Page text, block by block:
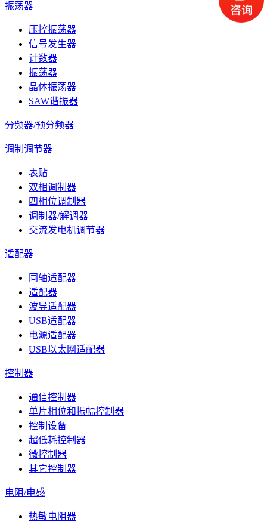
振荡器
压控振荡器
信号发生器
计数器
振荡器
晶体振荡器
SAW谐振器
分频器/预分频器
调制调节器
表贴
双相调制器
四相位调制器
调制器/解调器
交流发电机调节器
适配器
同轴适配器
适配器
波导适配器
USB适配器
电源适配器
USB以太网适配器
控制器
通信控制器
单片相位和振幅控制器
控制设备
超低耗控制器
微控制器
其它控制器
电阻/电感
热敏电阻器